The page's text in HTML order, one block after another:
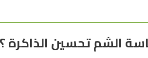
الشم تحسين الذاكرة ؟